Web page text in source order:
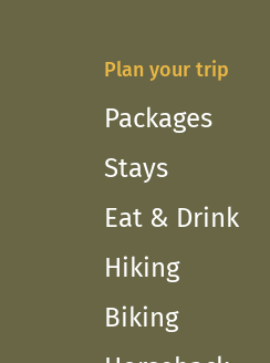
Plan your trip
Packages
Stays
Eat & Drink
Hiking
Biking